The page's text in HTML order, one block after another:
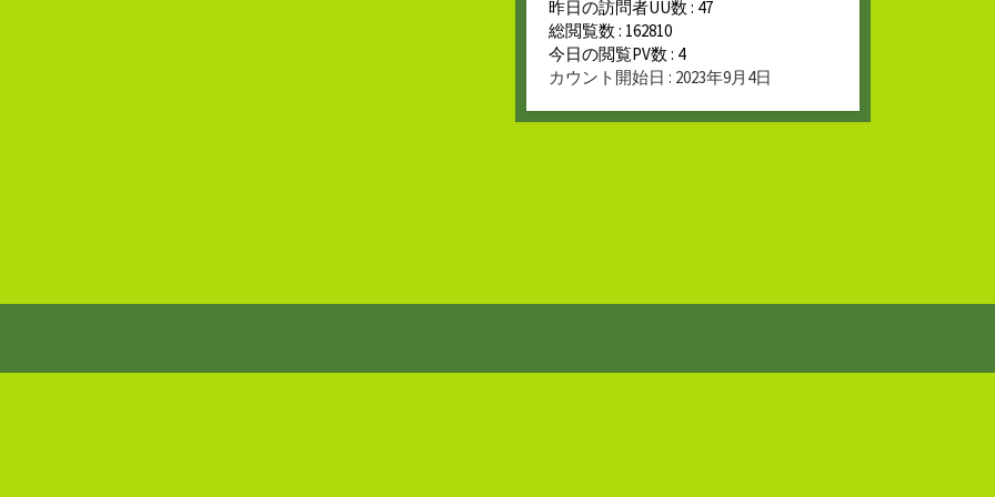
昨日の訪問者UU数 : 47
総閲覧数 : 162810
今日の閲覧PV数 : 4
カウント開始日 : 2023年9月4日